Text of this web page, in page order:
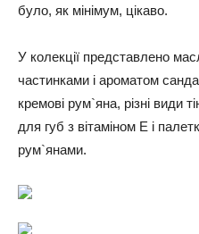
було, як мінімум, цікаво.
У колекції представлено
частинками і ароматом
кремові рум`яна, різні види
для губ з вітаміном Е і
рум`янами.